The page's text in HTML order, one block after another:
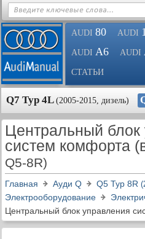
AUDI 80 AUDI
AUDI A6 AUDI
СТАТЬИ
Q7 Typ 4L (2005-2015, дизель)
Центральный блок
систем комфорта
Q5-8R)
Главная Ауди Q Q5 Typ 8R
Электрооборудование
Центральный блок управления